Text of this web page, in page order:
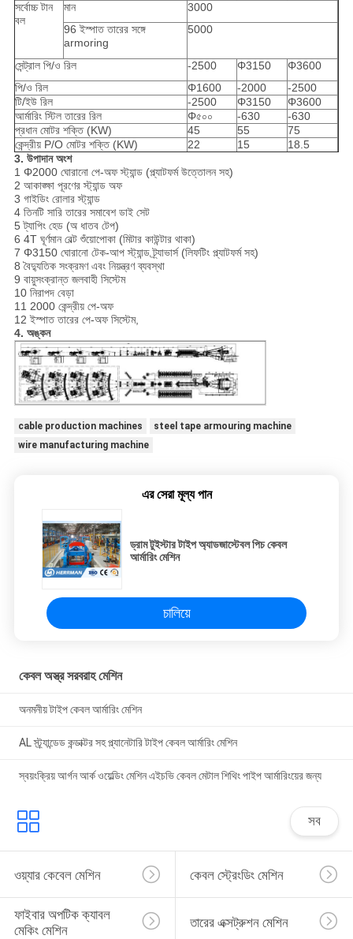
সর্বোচ্চ টান
বল
মান
3000
96 ইস্পাত তারের সঙ্গে
armoring
5000
সেন্ট্রাল পি/ও রিল -2500 Φ3150
Φ3600
পি/ও রিল
Φ1600 -2000
-2500
টি/ইউ রিল
-2500 Φ3150
Φ3600
আর্মারিং স্টিল তারের রিল
Φ৫০০ -630
-630
প্রধান মোটর শক্তি (KW)
45 55
75
কেন্দ্রীয় P/O মোটর শক্তি (KW)
22 15
18.5
3. উপাদান অংশ
1 Φ2000 ঘোরানো পে-অফ স্ট্যান্ড (প্ল্যাটফর্ম উত্তোলন সহ)
2 আকাঙ্ক্ষা পূরণের স্ট্যান্ড অফ
3 গাইডিং রোলার স্ট্যান্ড
4 তিনটি সারি তারের সমাবেশ ডাই সেট
5 ট্যাপিং হেড (অ ধাতব টেপ)
6 4T ঘূর্ণমান বেল্ট শুঁয়োপোকা (মিটার কাউন্টার থাকা)
7 Φ3150 ঘোরানো টেক-আপ স্ট্যান্ড ট্র্যাভার্স (লিফটিং প্ল্যাটফর্ম সহ)
8 বৈদ্যুতিক সংক্রমণ এবং নিয়ন্ত্রণ ব্যবস্থা
9 বায়ুসংক্রান্ত জলবাহী সিস্টেম
10 নিরাপদ বেড়া
11 2000 কেন্দ্রীয় পে-অফ
12 ইস্পাত তারের পে-অফ সিস্টেম,
4. অঙ্কন
cable production machines
steel tape armouring machine
wire manufacturing machine
এর সেরা মূল্য পান
ড্রাম টুইস্টার টাইপ অ্যাডজাস্টেবল পিচ কেবল
আর্মারিং মেশিন
চালিয়ে
কেবল অস্ত্র সরবরাহ মেশিন
অনমনীয় টাইপ কেবল আর্মারিং মেশিন
AL স্ট্র্যান্ডেড কন্ডাক্টর সহ প্ল্যানেটারি টাইপ কেবল আর্মারিং মেশিন
স্বয়ংক্রিয় আর্গন আর্ক ওয়েল্ডিং মেশিন এইচভি কেবল মেটাল শিথিং পাইপ আর্মারিংয়ের জন্য
সব
ওয়্যার কেবেল মেশিন কেবল স্ট্রেংডিং মেশিন
ফাইবার অপটিক ক্যাবল
মেকিং মেশিন
তারের এক্সট্রুশন মেশিন